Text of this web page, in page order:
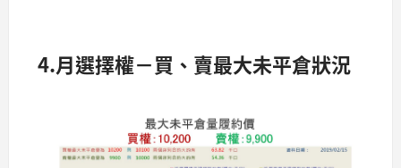
4.月選擇權－買、賣最大未平倉狀況​​